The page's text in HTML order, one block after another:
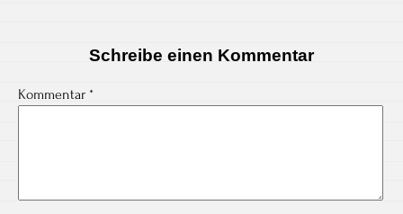
Schreibe einen Kommentar
Kommentar *